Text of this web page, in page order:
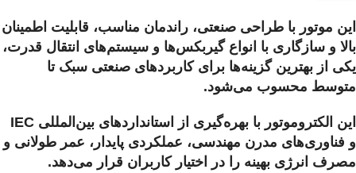
این موتور با طراحی صنعتی، راندمان مناسب، قابلیت اطمینان
بالا و سازگاری با انواع گیربکس‌ها و سیستم‌های انتقال قدرت،
یکی از بهترین گزینه‌ها برای کاربردهای صنعتی سبک تا
متوسط محسوب می‌شود.
این الکتروموتور با بهره‌گیری از استانداردهای بین‌المللی IEC
و فناوری‌های مدرن مهندسی، عملکردی پایدار، عمر طولانی و
مصرف انرژی بهینه را در اختیار کاربران قرار می‌دهد.